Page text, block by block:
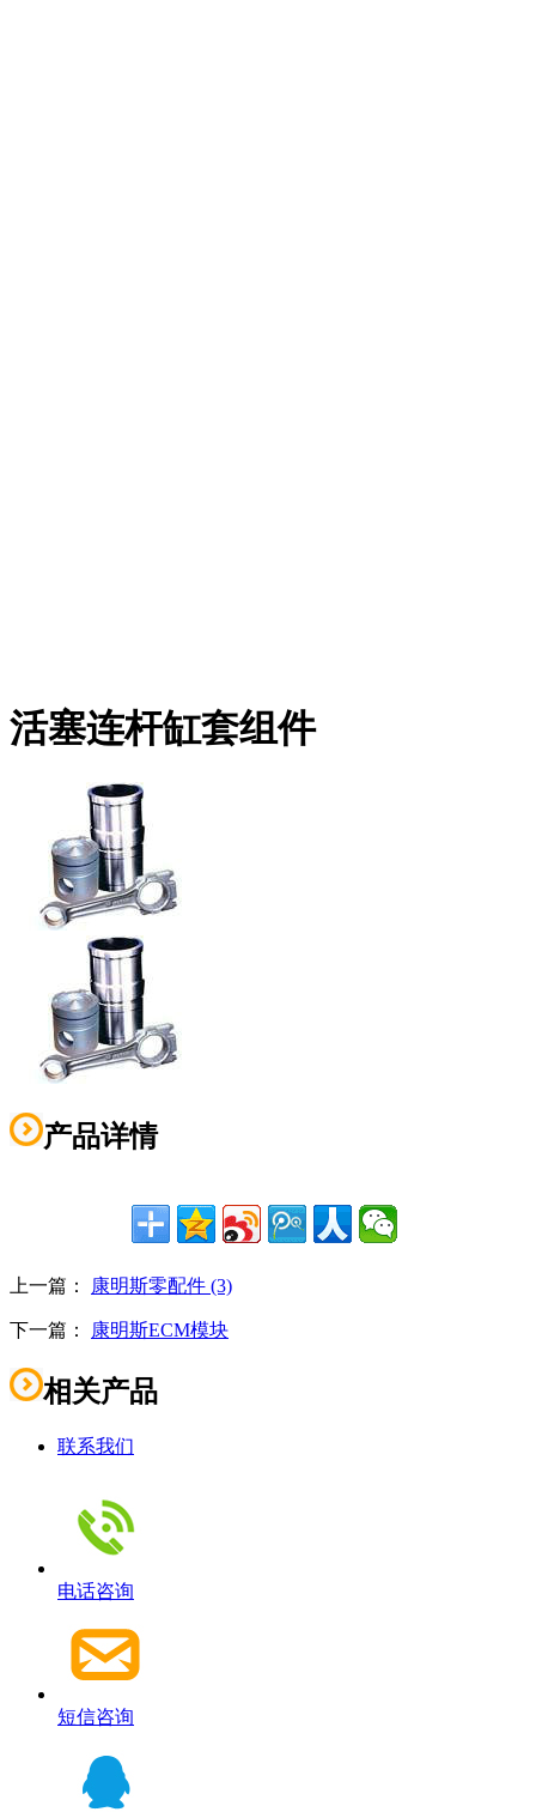
活塞连杆缸套组件
产品详情
上一篇： 康明斯零配件 (3)
下一篇： 康明斯ECM模块
相关产品
联系我们
电话咨询
短信咨询